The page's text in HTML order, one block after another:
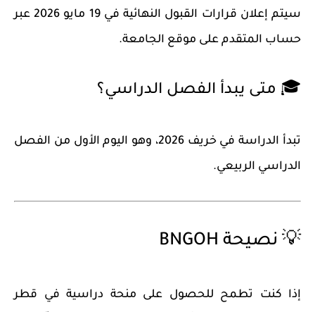
سيتم إعلان قرارات القبول النهائية في 19 مايو 2026
عبر
حساب المتقدم على موقع الجامعة.
🎓 متى يبدأ الفصل الدراسي؟
تبدأ الدراسة فيخريف 2026
، وهو اليوم الأول من الفصل
الدراسي الربيعي.
💡 نصيحة BNGOH
إذا كنت تطمح للحصول على منحة دراسية في قطر